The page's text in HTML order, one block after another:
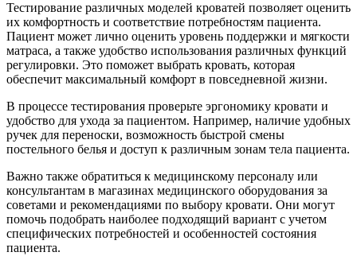
Тестирование различных моделей кроватей позволяет оценить
их комфортность и соответствие потребностям пациента.
Пациент может лично оценить уровень поддержки и мягкости
матраса, а также удобство использования различных функций
регулировки. Это поможет выбрать кровать, которая
обеспечит максимальный комфорт в повседневной жизни.
В процессе тестирования проверьте эргономику кровати и
удобство для ухода за пациентом. Например, наличие удобных
ручек для переноски, возможность быстрой смены
постельного белья и доступ к различным зонам тела пациента.
Важно также обратиться к медицинскому персоналу или
консультантам в магазинах медицинского оборудования за
советами и рекомендациями по выбору кровати. Они могут
помочь подобрать наиболее подходящий вариант с учетом
специфических потребностей и особенностей состояния
пациента.